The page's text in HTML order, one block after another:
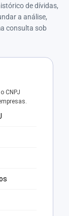
de dívidas,
a análise,
consulta sob
CNPJ